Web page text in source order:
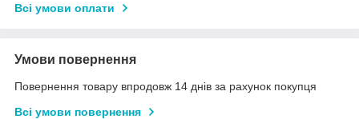
Всі умови оплати
Умови повернення
Повернення товару впродовж 14 днів за рахунок покупця
Всі умови повернення